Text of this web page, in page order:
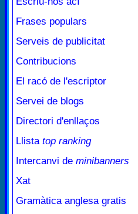
Frases populars
Serveis de publicitat
Contribucions
El racó de l'escriptor
Servei de blogs
Directori d'enllaços
Llista top ranking
Intercanvi de minibanners
Xat
Gramàtica anglesa gratis